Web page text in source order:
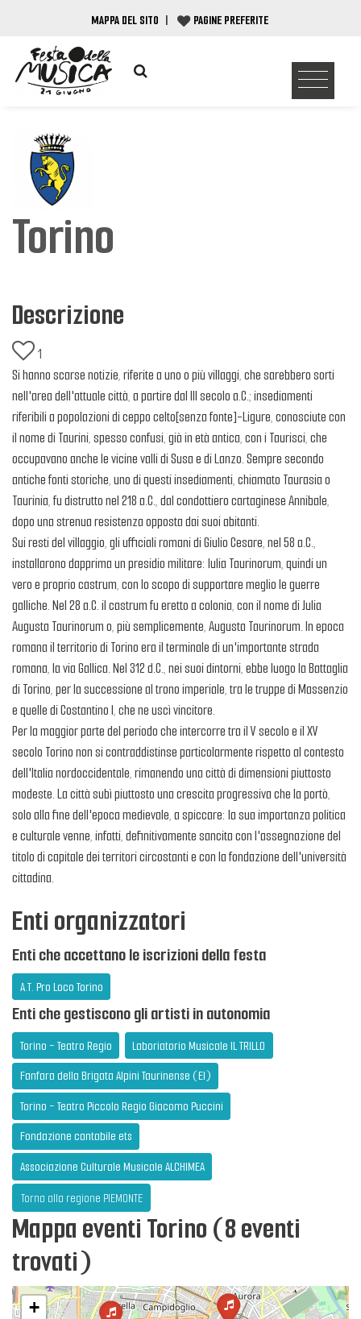
MAPPA DEL SITO | PAGINE PREFERITE
Torino
Descrizione
1
Si hanno scarse notizie, riferite a uno o più villaggi, che sarebbero sorti
nell'area dell'attuale città, a partire dal III secolo a.C.; insediamenti
riferibili a popolazioni di ceppo celto[senza fonte]-Ligure, conosciute con
il nome di Taurini, spesso confusi, già in età antica, con i Taurisci, che
occupavano anche le vicine valli di Susa e di Lanzo. Sempre secondo
antiche fonti storiche, uno di questi insediamenti, chiamato Taurasia o
Taurinia, fu distrutto nel 218 a.C., dal condottiero cartaginese Annibale,
dopo una strenua resistenza opposta dai suoi abitanti.
Sui resti del villaggio, gli ufficiali romani di Giulio Cesare, nel 58 a.C.,
installarono dapprima un presidio militare: Iulia Taurinorum, quindi un
vero e proprio castrum, con lo scopo di supportare meglio le guerre
galliche. Nel 28 a.C. il castrum fu eretto a colonia, con il nome di Julia
Augusta Taurinorum o, più semplicemente, Augusta Taurinorum. In epoca
romana il territorio di Torino era il terminale di un'importante strada
romana, la via Gallica. Nel 312 d.C., nei suoi dintorni, ebbe luogo la Battaglia
di Torino, per la successione al trono imperiale, tra le truppe di Massenzio
e quelle di Costantino I, che ne uscì vincitore.
Per la maggior parte del periodo che intercorre tra il V secolo e il XV
secolo Torino non si contraddistinse particolarmente rispetto al contesto
dell'Italia nordoccidentale, rimanendo una città di dimensioni piuttosto
modeste. La città subì piuttosto una crescita progressiva che la portò,
solo alla fine dell'epoca medievale, a spiccare: la sua importanza politica
e culturale venne, infatti, definitivamente sancita con l'assegnazione del
titolo di capitale dei territori circostanti e con la fondazione dell'università
cittadina.
Enti organizzatori
Enti che accettano le iscrizioni della festa
A.T. Pro Loco Torino
Enti che gestiscono gli artisti in autonomia
Torino - Teatro Regio
Laboriatorio Musicale IL TRILLO
Fanfara della Brigata Alpini Taurinense (EI)
Torino - Teatro Piccolo Regio Giacomo Puccini
Fondazione cantabile ets
Associazione Culturale Musicale ALCHIMEA
Torna alla regione PIEMONTE
Mappa eventi Torino (8 eventi
trovati)
+